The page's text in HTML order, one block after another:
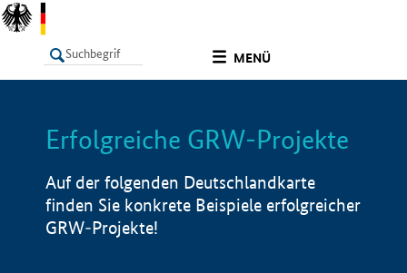
MENÜ
LISTE Info
Erfolgreiche GRW-Projekte
Auf der folgenden Deutschlandkarte
finden Sie konkrete Beispiele erfolgreicher
GRW-Projekte!